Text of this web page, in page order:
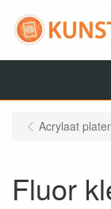
Acrylaat
Fluor